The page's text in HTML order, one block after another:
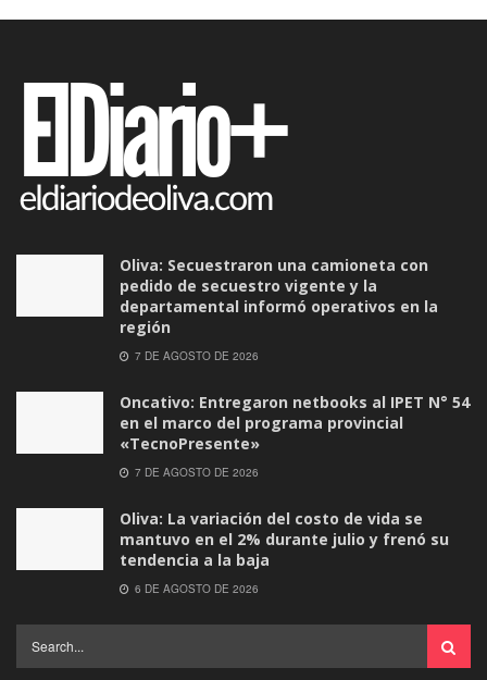
Oliva: Secuestraron una camioneta con
pedido de secuestro vigente y la
departamental informó operativos en la
región
7 DE AGOSTO DE 2026
Oncativo: Entregaron netbooks al IPET N° 54
en el marco del programa provincial
«TecnoPresente»
7 DE AGOSTO DE 2026
Oliva: La variación del costo de vida se
mantuvo en el 2% durante julio y frenó su
tendencia a la baja
6 DE AGOSTO DE 2026